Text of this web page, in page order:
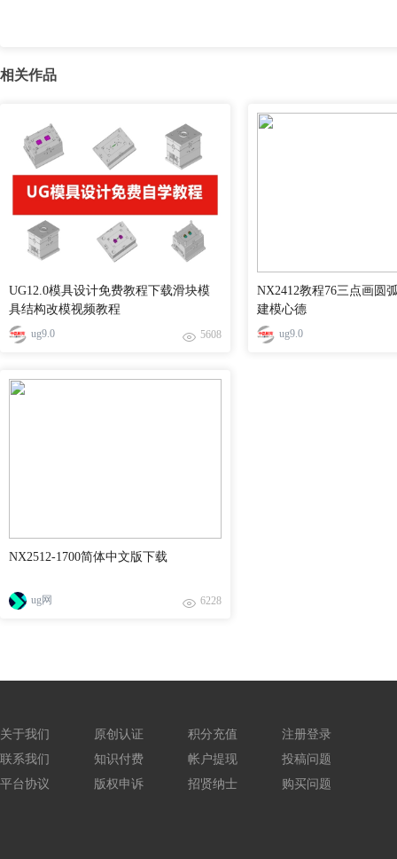
相关作品
UG12.0模具设计免费教程下载滑块模
具结构改模视频教程
ug9.0 5608
NX2412教程76三点画圆
建模心德
ug9.0
NX2512-1700简体中文版下载
ug网 6228
关于我们
联系我们
平台协议
原创认证
知识付费
版权申诉
积分充值
帐户提现
招贤纳士
注册登录
投稿问题
购买问题